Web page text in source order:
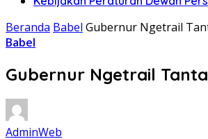
Beranda Babel Gubernur Ngetrail
Babel
Gubernur Ngetrail
AdminWeb